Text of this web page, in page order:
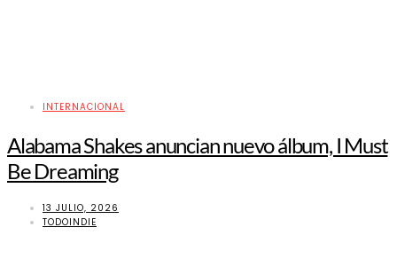
INTERNACIONAL
Alabama Shakes anuncian nuevo álbum, I Must
Be Dreaming
13 JULIO, 2026
TODOINDIE